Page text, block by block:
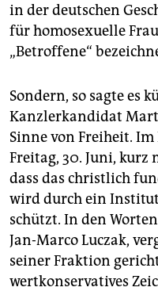
in der deutschen
für homosexuelle
„Betroffene“
Sondern, so sagte es
Kanzlerkandidat
Sinne von Freiheit.
Freitag, 30. Juni, kurz
dass das christlich
wird durch ein
schützt. In den
Jan-Marco Luczak,
seiner Fraktion
wertkonservatives